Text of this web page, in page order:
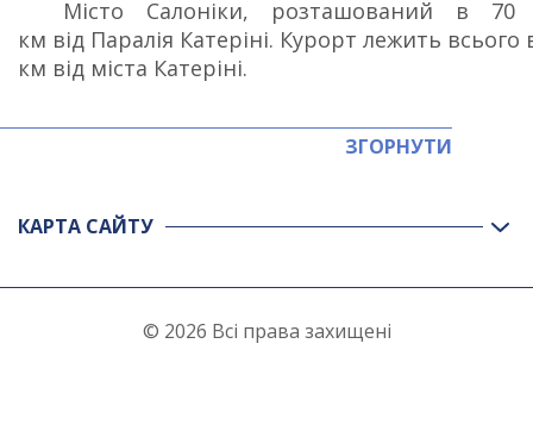
Місто Салоніки, розташований в 70
км від Паралія Катеріні. Курорт лежить всього
км від міста Катеріні.
ЗГОРНУТИ
КАРТА САЙТУ
© 2026 Всі права захищені